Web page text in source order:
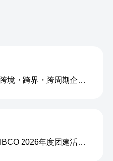
向内扎根，向新生长｜"跨境・跨界・跨周期企业内生力沙龙"成功举办
同心筑梦，至诚赋能 | SIBCO 2026年度团建活动圆满收官